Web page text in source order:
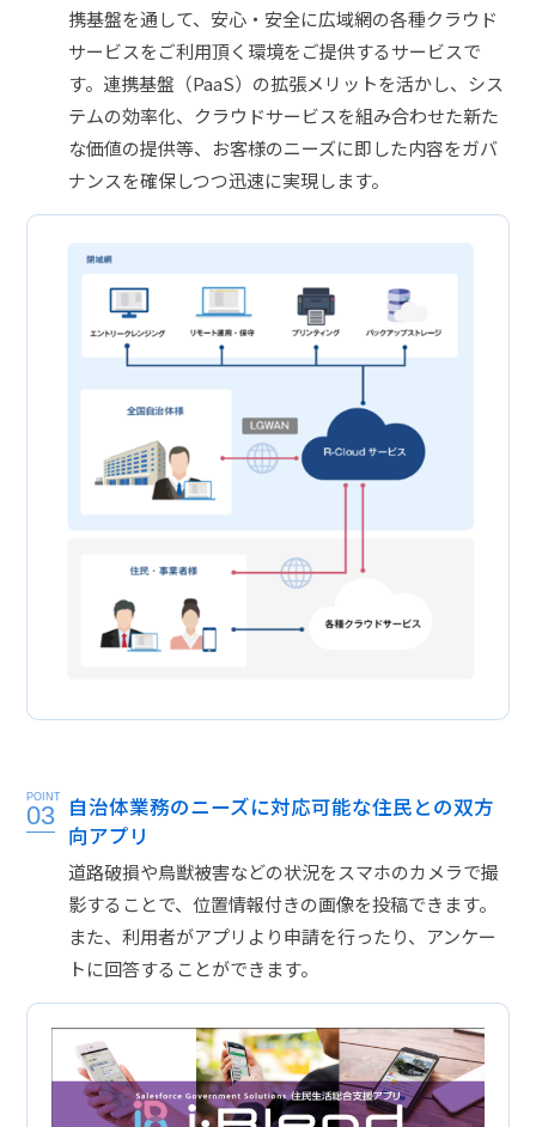
携基盤を通して、安心・安全に広域網の各種クラウド
サービスをご利用頂く環境をご提供するサービスで
す。連携基盤（PaaS）の拡張メリットを活かし、シス
テムの効率化、クラウドサービスを組み合わせた新た
な価値の提供等、お客様のニーズに即した内容をガバ
ナンスを確保しつつ迅速に実現します。
POINT
03 自治体業務のニーズに対応可能な住民との双方
向アプリ
道路破損や鳥獣被害などの状況をスマホのカメラで撮
影することで、位置情報付きの画像を投稿できます。
また、利用者がアプリより申請を行ったり、アンケー
トに回答することができます。